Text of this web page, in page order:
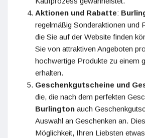
Aktionen und Rabatte:
regelmäßig Sonderaktionen und
die Sie auf der Website finden
Sie von attraktiven Angeboten
hochwertige Produkte zu einem
erhalten.
Geschenkgutscheine und
die, die nach dem perfekten
Burlington auch
Auswahl an Geschenken an.
Möglichkeit, Ihren Liebsten